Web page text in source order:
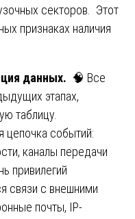
секторов. Этот
признаках наличия
данных. 🧠 Все
этапах,
таблицу.
цепочка событий:
каналы передачи
привилегий
связи с внешними
почты, IP-